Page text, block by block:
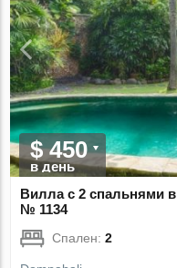
$ 450
в день
Вилла с 2 спальнями
№ 1134
Спален:2